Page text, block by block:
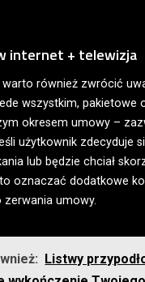
internet + telewizja
również zwrócić
wszystkim, pakietowe
okresem umowy –
użytkownik zdecyduje
lub będzie chciał
oznaczać dodatkowe
umowy.
Listwy